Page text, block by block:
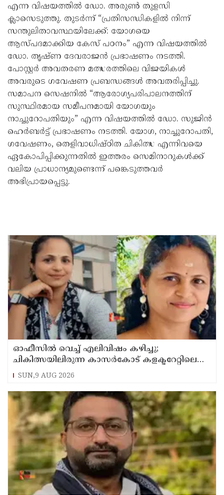
എന്ന വിഷയത്തിൽ ഡോ. അരുണ്‍ തുളസി
ക്ലാസെടുത്തു. തുടർന്ന് “പ്രതിസന്ധികളിൽ നിന്ന്
സന്തുലിതാവസ്ഥയിലേക്ക്: യോഗയെ
ആസ്പദമാക്കിയ കേസ് പഠനം” എന്ന വിഷയത്തിൽ
ഡോ. തൃഷ്‌ണ ദേവരാജൻ പ്രഭാഷണം നടത്തി.
പോസ്റ്റർ അവതരണ മത്സരത്തിലെ വിജയികൾ
അവരുടെ ഗവേഷണ പ്രബന്ധങ്ങൾ അവതരിപ്പിച്ചു.
സമാപന സെഷനിൽ “ആരോഗ്യപരിപാലനത്തിന്
സുസ്ഥിരമായ സമീപനമായി യോഗയും
നാച്ചുറോപതിയും” എന്ന വിഷയത്തിൽ ഡോ. സുജിൻ
ഹെർബർട്ട് പ്രഭാഷണം നടത്തി. യോഗ, നാച്ചുറോപതി,
ഗവേഷണം, തെളിവാധിഷ്ഠിത ചികിത്സ എന്നിവയെ
ഏകോപിപ്പിക്കുന്നതിൽ ഇത്തരം സെമിനാറുകൾക്ക്
വലിയ പ്രാധാന്യമുണ്ടെന്ന് പങ്കെടുത്തവർ
അഭിപ്രായപ്പെട്ടു.
ഓഫീസില്‍ വെച്ച് എലിവിഷം കഴിച്ചു;
ചികിത്സയിലിരുന്ന കാസര്‍കോട് കളക്ടറേറ്റിലെ
സീനിയര്‍ ക്ലര്‍ക്ക് മരിച്ചു
SUN,9 AUG 2026